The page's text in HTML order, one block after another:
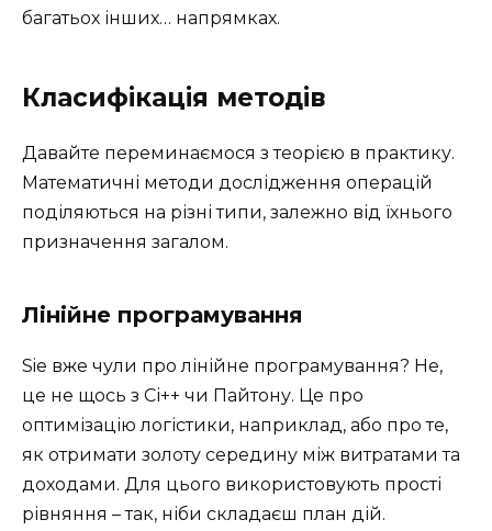
багатьох інших… напрямках.
Класифікація методів
Давайте переминаємося з теорією в практику.
Математичні методи дослідження операцій
поділяються на різні типи, залежно від їхнього
призначення загалом.
Лінійне програмування
Sie вже чули про лінійне програмування? Не,
це не щось з Сі++ чи Пайтону. Це про
оптимізацію логістики, наприклад, або про те,
як отримати золоту середину між витратами та
доходами. Для цього використовують прості
рівняння – так, ніби складаєш план дій.